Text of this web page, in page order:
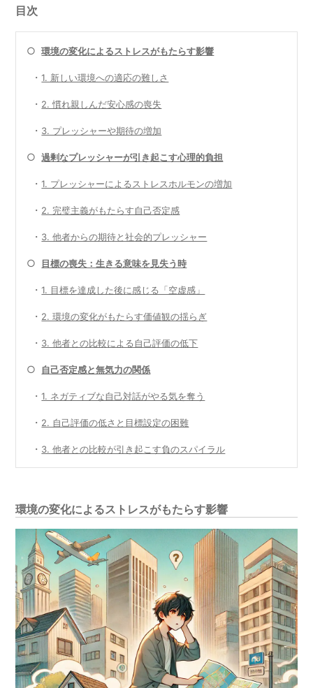
目次
○環境の変化によるストレスがもたらす影響
・1. 新しい環境への適応の難しさ
・ 2. 慣れ親しんだ安心感の喪失
・ 3. プレッシャーや期待の増加
○過剰なプレッシャーが引き起こす心理的負担
・1. プレッシャーによるストレスホルモンの増加
・ 2. 完璧主義がもたらす自己否定感
・ 3. 他者からの期待と社会的プレッシャー
○ 目標の喪失：生きる意味を見失う時
・1. 目標を達成した後に感じる「空虚感」
・ 2. 環境の変化がもたらす価値観の揺らぎ
・ 3. 他者との比較による自己評価の低下
○ 自己否定感と無気力の関係
・1. ネガティブな自己対話がやる気を奪う
・ 2. 自己評価の低さと目標設定の困難
・ 3. 他者との比較が引き起こす負のスパイラル
環境の変化によるストレスがもたらす影響